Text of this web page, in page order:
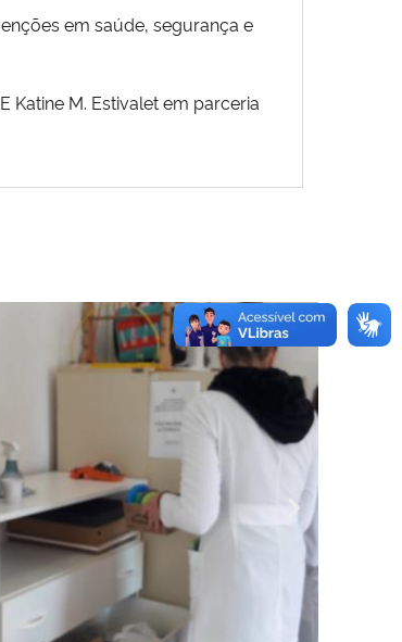
em saúde, segurança e
Katine M. Estivalet em parceria